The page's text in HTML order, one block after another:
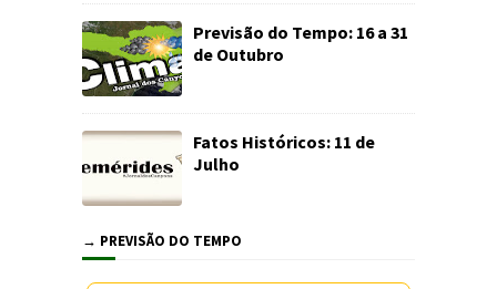
Previsão do Tempo: 16 a 31
de Outubro
Fatos Históricos: 11 de
Julho
→ PREVISÃO DO TEMPO